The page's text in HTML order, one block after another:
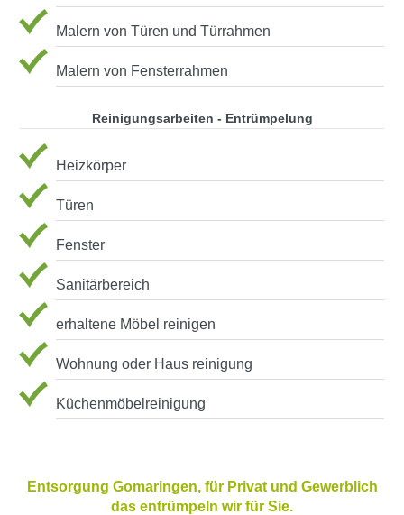
Malern von Türen und Türrahmen
Malern von Fensterrahmen
Reinigungsarbeiten - Entrümpelung
Heizkörper
Türen
Fenster
Sanitärbereich
erhaltene Möbel reinigen
Wohnung oder Haus reinigung
Küchenmöbelreinigung
Entsorgung Gomaringen, für Privat und Gewerblich
das entrümpeln wir für Sie.